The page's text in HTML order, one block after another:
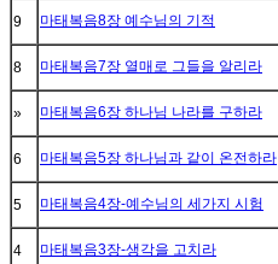
9 마태복음8장 예수님의 기적
8 마태복음7장 열매로 그들을 알리라
» 마태복음6장 하나님 나라를 구하라
6 마태복음5장 하나님과 같이 온전하라
5 마태복음4장-예수님의 세가지 시험
4 마태복음3장-생각을 고치라